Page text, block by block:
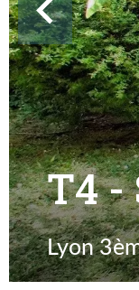
T4 -
Lyon